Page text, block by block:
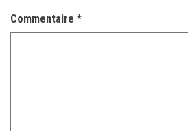
Commentaire *